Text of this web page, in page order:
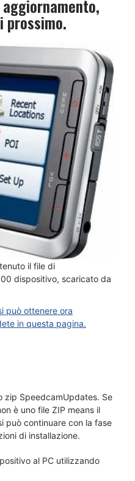
prossimo.
il file di
dispositivo, scaricato da
può ottenere ora
in questa pagina.
zip SpeedcamUpdates. Se
è uno file ZIP means il
può continuare con la fase
di installazione.
al PC utilizzando